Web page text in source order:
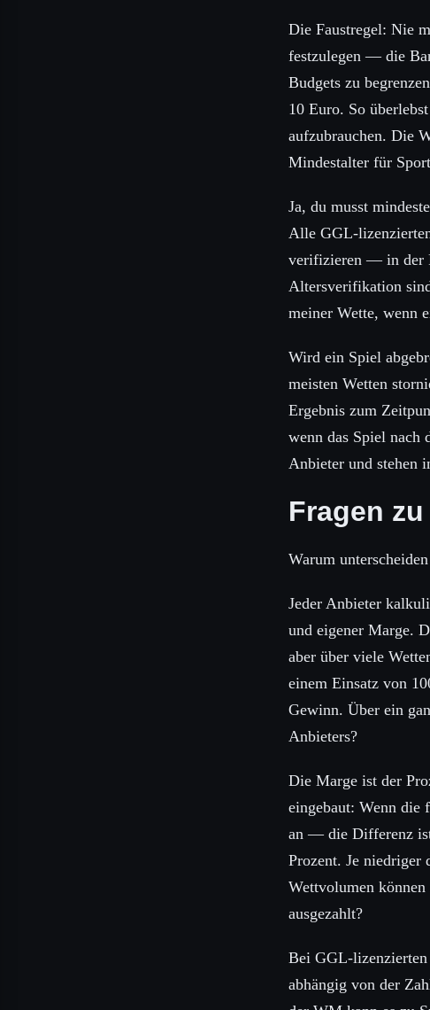
Die Faustregel: Nie
festzulegen — die
Budgets zu
10 Euro. So
aufzubrauchen. Die
Mindestalter für
Ja, du musst
Alle GGL-
verifizieren — in der
Altersverifikation
meiner Wette, wenn
Wird ein Spiel
meisten Wetten
Ergebnis zum
wenn das Spiel nach
Anbieter und stehen
Fragen
Warum
Jeder Anbieter
und eigener Marge.
aber über viele
einem Einsatz von
Gewinn. Über ein
Anbieters?
Die Marge ist der
eingebaut: Wenn die
an — die Differenz
Prozent. Je niedriger
Wettvolumen
ausgezahlt?
Bei GGL-lizenzierten
abhängig von der